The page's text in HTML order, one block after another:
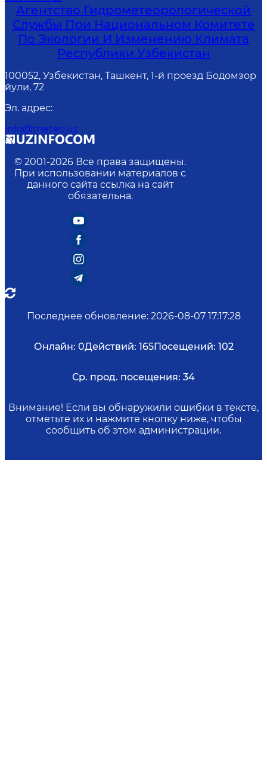
Агентство Гидрометеорологической
Службы При Национальном Комитете
По Экологии И Изменению Климата
Республики Узбекистан
100052, Узбекистан, Ташкент, 1-й проезд Бодомзор
йули, 72
Эл. адрес:
info@meteo.uz
© 2001-2026 Все права защищены.
При использовании материалов с
данного сайта ссылка на сайт
обязательна.
Последнее обновление: 2026-08-07 17:17:28
Онлайн: 0Действий: 165Посещений: 102
Ср. прод. посещения: 34
Внимание! Если вы обнаружили ошибки в тексте,
отметьте их и нажмите кнопку ниже, чтобы
сообщить об этом администрации.